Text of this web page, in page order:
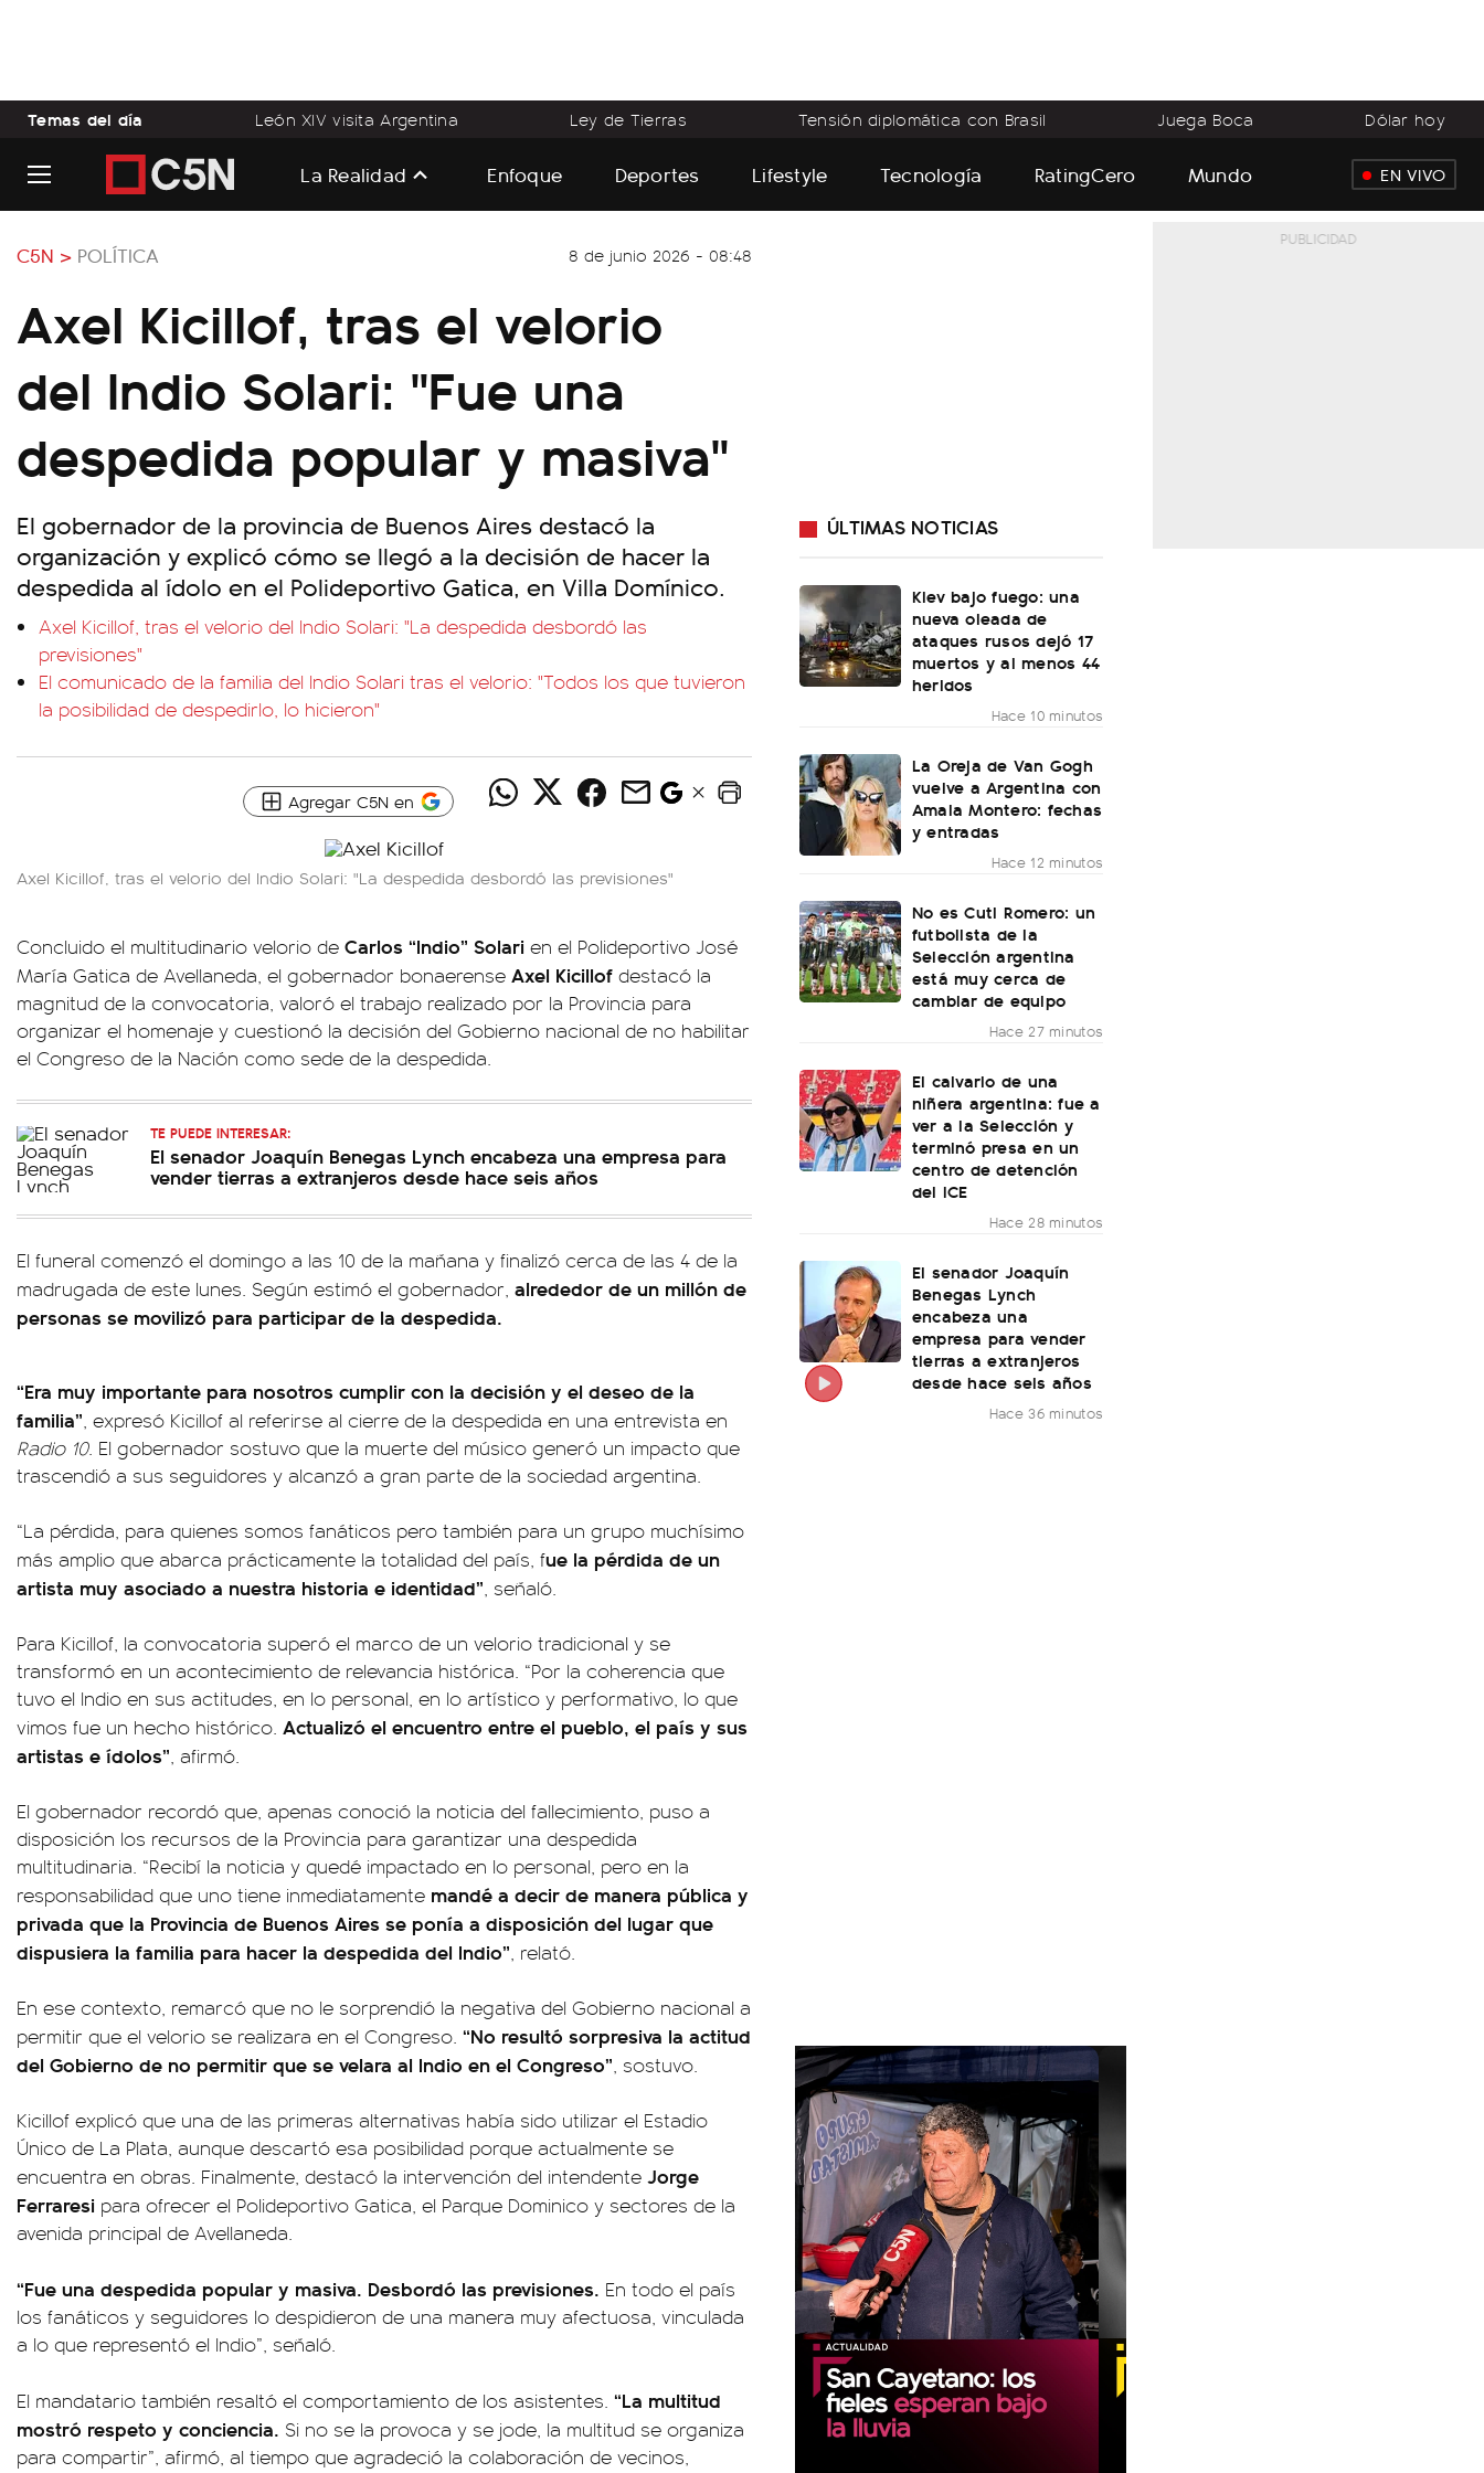
Temas del día León XIV visita Argentina Ley de Tierras Tensión diplomática con Brasil Juega Boca Dólar hoy
La Realidad Enfoque Deportes Lifestyle Tecnología RatingCero Mundo EN VIVO
C5N > POLÍTICA 8 de junio 2026 - 08:48
Axel Kicillof, tras el velorio
del Indio Solari: "Fue una
despedida popular y masiva"
El gobernador de la provincia de Buenos Aires destacó la
organización y explicó cómo se llegó a la decisión de hacer la
despedida al ídolo en el Polideportivo Gatica, en Villa Domínico.
Axel Kicillof, tras el velorio del Indio Solari: "La despedida desbordó las
previsiones"
El comunicado de la familia del Indio Solari tras el velorio: "Todos los que tuvieron
la posibilidad de despedirlo, lo hicieron"
Agregar C5N en
Axel Kicillof, tras el velorio del Indio Solari: "La despedida desbordó las previsiones"
Concluido el multitudinario velorio de Carlos “Indio” Solari en el Polideportivo José
María Gatica de Avellaneda, el gobernador bonaerense Axel Kicillof destacó la
magnitud de la convocatoria, valoró el trabajo realizado por la Provincia para
organizar el homenaje y cuestionó la decisión del Gobierno nacional de no habilitar
el Congreso de la Nación como sede de la despedida.
TE PUEDE INTERESAR:
El senador Joaquín Benegas Lynch encabeza una empresa para
vender tierras a extranjeros desde hace seis años
El funeral comenzó el domingo a las 10 de la mañana y finalizó cerca de las 4 de la
madrugada de este lunes. Según estimó el gobernador, alrededor de un millón de
personas se movilizó para participar de la despedida.
“Era muy importante para nosotros cumplir con la decisión y el deseo de la
familia”, expresó Kicillof al referirse al cierre de la despedida en una entrevista en
Radio 10. El gobernador sostuvo que la muerte del músico generó un impacto que
trascendió a sus seguidores y alcanzó a gran parte de la sociedad argentina.
“La pérdida, para quienes somos fanáticos pero también para un grupo muchísimo
más amplio que abarca prácticamente la totalidad del país, fue la pérdida de un
artista muy asociado a nuestra historia e identidad”, señaló.
Para Kicillof, la convocatoria superó el marco de un velorio tradicional y se
transformó en un acontecimiento de relevancia histórica. “Por la coherencia que
tuvo el Indio en sus actitudes, en lo personal, en lo artístico y performativo, lo que
vimos fue un hecho histórico. Actualizó el encuentro entre el pueblo, el país y sus
artistas e ídolos”, afirmó.
El gobernador recordó que, apenas conoció la noticia del fallecimiento, puso a
disposición los recursos de la Provincia para garantizar una despedida
multitudinaria. “Recibí la noticia y quedé impactado en lo personal, pero en la
responsabilidad que uno tiene inmediatamente mandé a decir de manera pública y
privada que la Provincia de Buenos Aires se ponía a disposición del lugar que
dispusiera la familia para hacer la despedida del Indio”, relató.
En ese contexto, remarcó que no le sorprendió la negativa del Gobierno nacional a
permitir que el velorio se realizara en el Congreso. “No resultó sorpresiva la actitud
del Gobierno de no permitir que se velara al Indio en el Congreso”, sostuvo.
Kicillof explicó que una de las primeras alternativas había sido utilizar el Estadio
Único de La Plata, aunque descartó esa posibilidad porque actualmente se
encuentra en obras. Finalmente, destacó la intervención del intendente Jorge
Ferraresi para ofrecer el Polideportivo Gatica, el Parque Dominico y sectores de la
avenida principal de Avellaneda.
“Fue una despedida popular y masiva. Desbordó las previsiones. En todo el país
los fanáticos y seguidores lo despidieron de una manera muy afectuosa, vinculada
a lo que representó el Indio”, señaló.
El mandatario también resaltó el comportamiento de los asistentes. “La multitud
mostró respeto y conciencia. Si no se la provoca y se jode, la multitud se organiza
para compartir”, afirmó, al tiempo que agradeció la colaboración de vecinos,
ÚLTIMAS NOTICIAS
Kiev bajo fuego: una
nueva oleada de
ataques rusos dejó 17
muertos y al menos 44
heridos
Hace 10 minutos
La Oreja de Van Gogh
vuelve a Argentina con
Amaia Montero: fechas
y entradas
Hace 12 minutos
No es Cuti Romero: un
futbolista de la
Selección argentina
está muy cerca de
cambiar de equipo
Hace 27 minutos
El calvario de una
niñera argentina: fue a
ver a la Selección y
terminó presa en un
centro de detención
del ICE
Hace 28 minutos
El senador Joaquín
Benegas Lynch
encabeza una
empresa para vender
tierras a extranjeros
desde hace seis años
Hace 36 minutos